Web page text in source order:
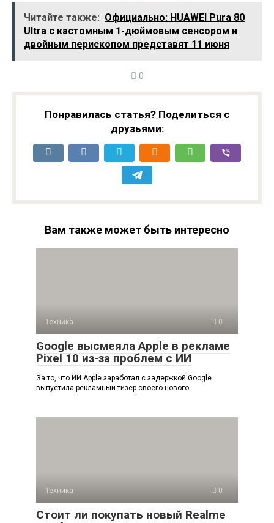
получат до 192 P-
ядер и TDP 500 Вт
256 ядер Zen 6c
Читайте также: Официально: HUAWEI Pura 80
Ultra с кастомным 1-дюймовым сенсором и
двойным перископом представят 11 июня
0
Понравилась статья? Поделиться с
друзьями:
Вам также может быть интересно
Техника 0
Google высмеяла Apple в рекламе
Pixel 10 из-за проблем с ИИ
За то, что ИИ Apple заработал с задержкой Google
выпустила рекламный тизер своего нового
Техника 0
Стоит ли покупать новый Realme